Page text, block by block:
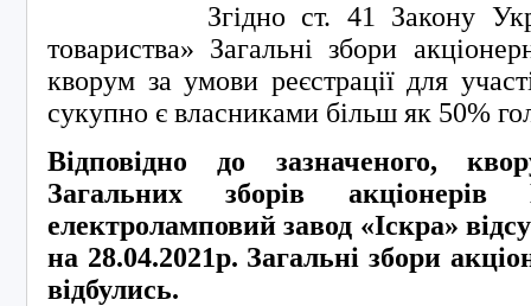
Згідно ст. 41 Закону
товариства» Загальні збори
кворум за умови реєстрації для
сукупно є власниками більш як 50%
Відповідно до зазначеного,
Загальних зборів
електроламповий завод «Іскра»
на 28.04.2021р. Загальні збори
відбулись.